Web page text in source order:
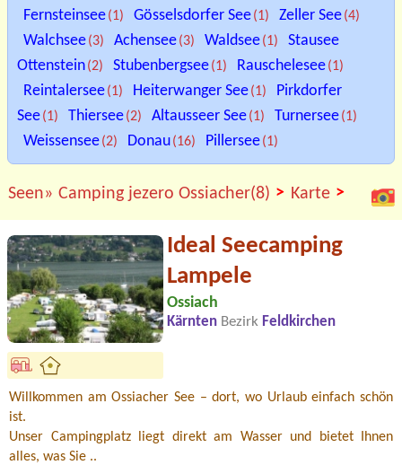
Fernsteinsee(1) Gösselsdorfer See(1) Zeller See(4)
Walchsee(3) Achensee(3) Waldsee(1)
Stausee
Ottenstein(2) Stubenbergsee(1) Rauschelesee(1)
Reintalersee(1) Heiterwanger See(1)
Pirkdorfer
See(1) Thiersee(2) Altausseer See(1) Turnersee(1)
Weissensee(2) Donau(16) Pillersee(1)
Seen» Camping jezero Ossiacher(8) > Karte >
Ideal Seecamping
Lampele
Ossiach
Kärnten Bezirk Feldkirchen
Willkommen am Ossiacher See – dort, wo Urlaub einfach schön
ist.
Unser Campingplatz liegt direkt am Wasser und bietet Ihnen
alles, was Sie ..